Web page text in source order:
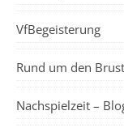
VfBegeisterung
Rund um den
Nachspielzeit –